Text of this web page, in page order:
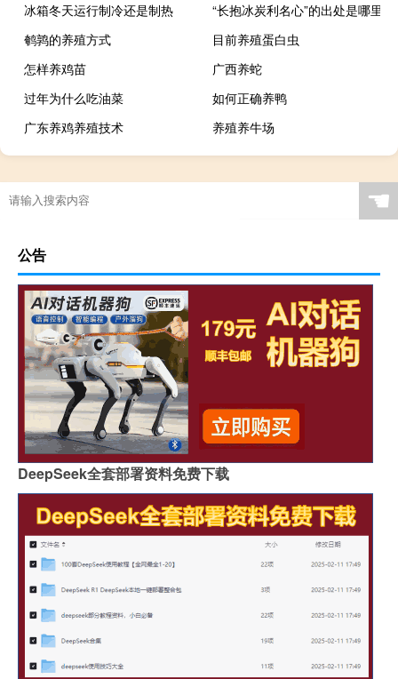
冰箱冬天运行制冷还是制热
“长抱冰炭利名心”的出处是哪里
鹌鹑的养殖方式
目前养殖蛋白虫
怎样养鸡苗
广西养蛇
过年为什么吃油菜
如何正确养鸭
广东养鸡养殖技术
养殖养牛场
☚
公告
DeepSeek全套部署资料免费下载